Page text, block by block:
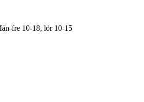
fre 10-18, lör 10-15